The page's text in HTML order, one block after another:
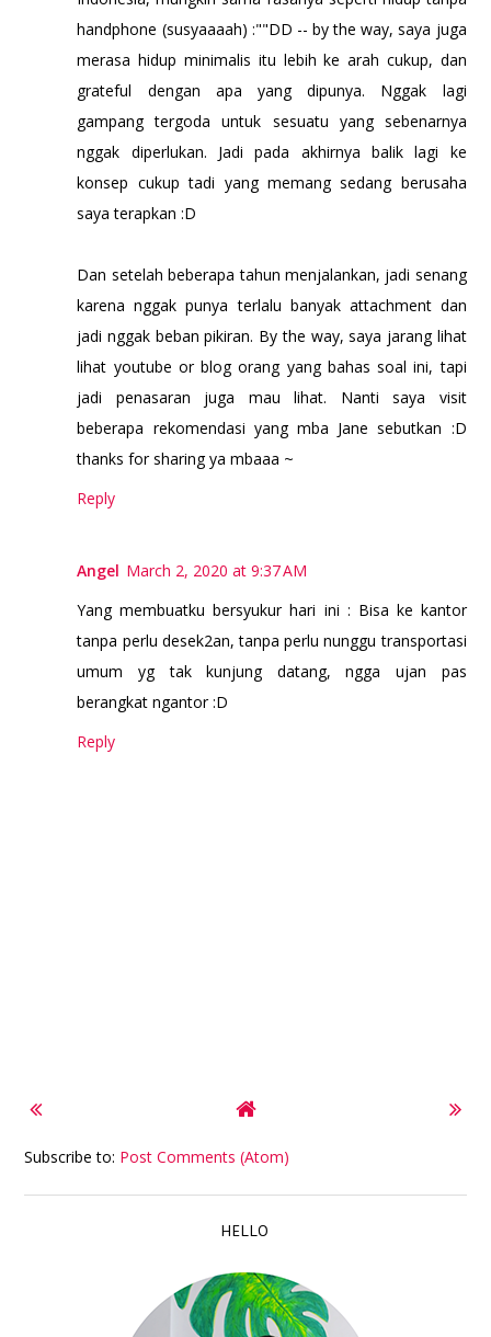
handphone (susyaaaah) :""DD -- by the way, saya juga
merasa hidup minimalis itu lebih ke arah cukup, dan
grateful dengan apa yang dipunya. Nggak lagi
gampang tergoda untuk sesuatu yang sebenarnya
nggak diperlukan. Jadi pada akhirnya balik lagi ke
konsep cukup tadi yang memang sedang berusaha
saya terapkan :D
Dan setelah beberapa tahun menjalankan, jadi senang
karena nggak punya terlalu banyak attachment dan
jadi nggak beban pikiran. By the way, saya jarang lihat
lihat youtube or blog orang yang bahas soal ini, tapi
jadi penasaran juga mau lihat. Nanti saya visit
beberapa rekomendasi yang mba Jane sebutkan :D
thanks for sharing ya mbaaa ~
Reply
Angel March 2, 2020 at 9:37 AM
Yang membuatku bersyukur hari ini : Bisa ke kantor
tanpa perlu desek2an, tanpa perlu nunggu transportasi
umum yg tak kunjung datang, ngga ujan pas
berangkat ngantor :D
Reply
Subscribe to: Post Comments (Atom)
HELLO